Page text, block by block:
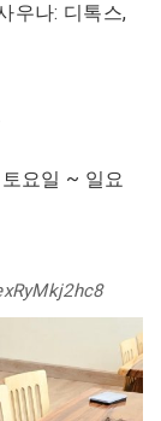
우나: 디톡스,
요일 ~ 일요